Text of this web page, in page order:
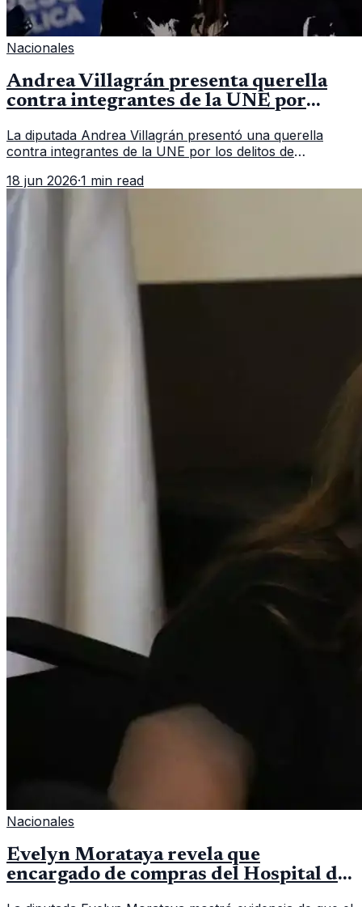
Nacionales
Andrea Villagrán presenta querella
contra integrantes de la UNE por
La diputada Andrea Villagrán presentó una querella
contra integrantes de la UNE por los delitos de
18 jun 2026·1 min read
Nacionales
Evelyn Morataya revela que
encargado de compras del Hospital de